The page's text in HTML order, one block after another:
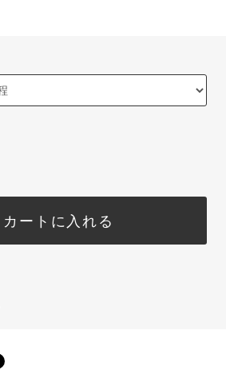
カートに入れる